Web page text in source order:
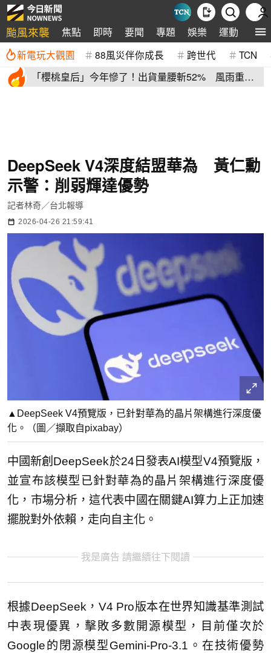
颱風來襲 焦點 即時 要聞 專題 娛樂 運動 全球
新電玩大觀園 88風災伴你成長 跨世代 TCN
「櫻桃皇后」今年慘了！出貨量腰斬52% 風雨重
DeepSeek V4深度結盟華為 黃仁勳
示警：削弱輝達優勢
記者林奇／台北報導
2026-04-26 21:59:41
▲DeepSeek V4預覽版，已針對華為的晶片架構進行深度優
化。（圖／擷取自pixabay）
中國新創DeepSeek於24日發表AI模型V4預覽版，
並宣布該模型已針對華為的晶片架構進行深度優
化，市場分析，這代表中國在關鍵AI算力上正加速
擺脫對外依賴，走向自主化。
我是廣告 請繼續往下閱讀
根據DeepSeek，V4 Pro版本在世界知識基準測試
中表現優異，擊敗多數開源模型，目前僅次於
Google的閉源模型Gemini-Pro-3.1。在技術優勢